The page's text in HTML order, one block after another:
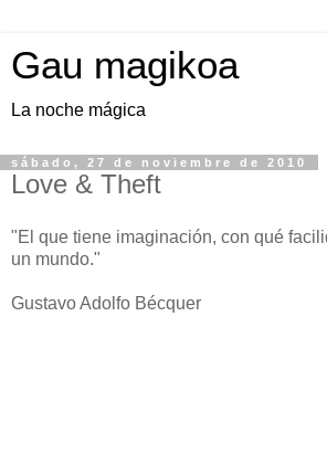
Gau magikoa
La noche mágica
sábado, 27 de noviembre de 2010
Love & Theft
"El que tiene imaginación, con qué
un mundo."
Gustavo Adolfo Bécquer